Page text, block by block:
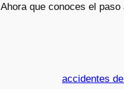
Ahora que conoces el
accidentes